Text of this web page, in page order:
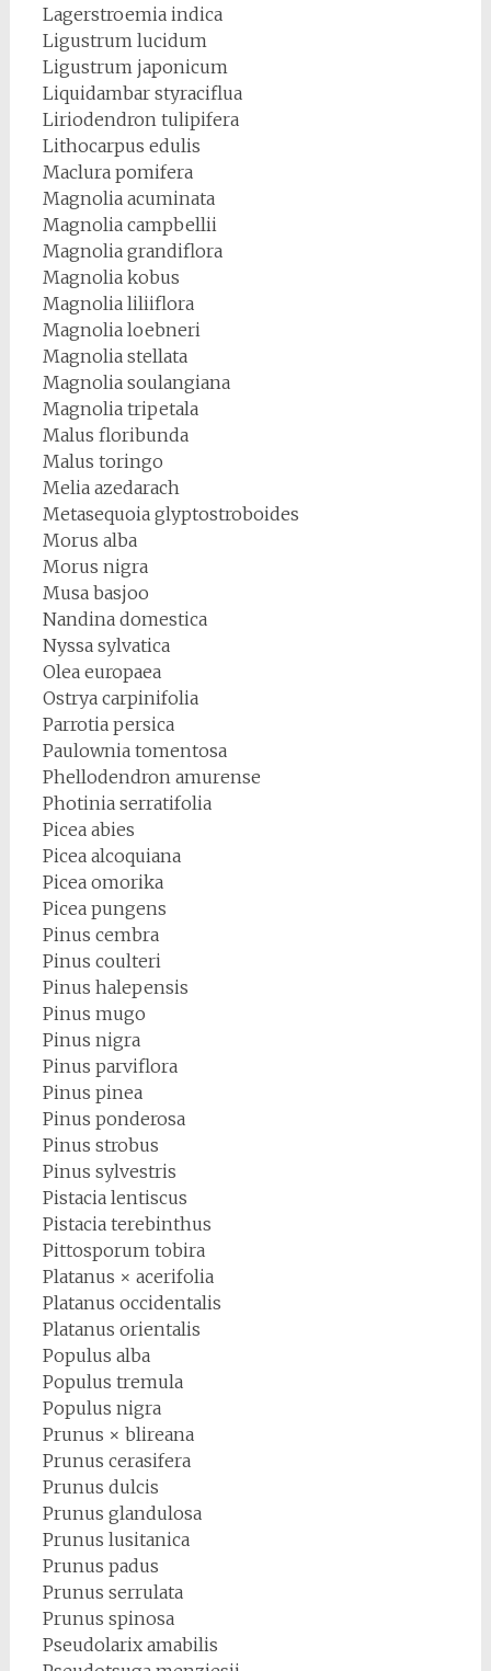
Lagerstroemia indica
Ligustrum lucidum
Ligustrum japonicum
Liquidambar styraciflua
Liriodendron tulipifera
Lithocarpus edulis
Maclura pomifera
Magnolia acuminata
Magnolia campbellii
Magnolia grandiflora
Magnolia kobus
Magnolia liliiflora
Magnolia loebneri
Magnolia stellata
Magnolia soulangiana
Magnolia tripetala
Malus floribunda
Malus toringo
Melia azedarach
Metasequoia glyptostroboides
Morus alba
Morus nigra
Musa basjoo
Nandina domestica
Nyssa sylvatica
Olea europaea
Ostrya carpinifolia
Parrotia persica
Paulownia tomentosa
Phellodendron amurense
Photinia serratifolia
Picea abies
Picea alcoquiana
Picea omorika
Picea pungens
Pinus cembra
Pinus coulteri
Pinus halepensis
Pinus mugo
Pinus nigra
Pinus parviflora
Pinus pinea
Pinus ponderosa
Pinus strobus
Pinus sylvestris
Pistacia lentiscus
Pistacia terebinthus
Pittosporum tobira
Platanus × acerifolia
Platanus occidentalis
Platanus orientalis
Populus alba
Populus tremula
Populus nigra
Prunus × blireana
Prunus cerasifera
Prunus dulcis
Prunus glandulosa
Prunus lusitanica
Prunus padus
Prunus serrulata
Prunus spinosa
Pseudolarix amabilis